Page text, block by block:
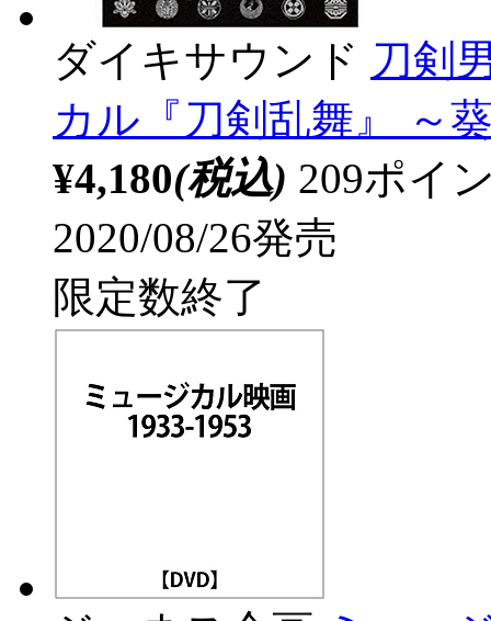
ダイキサウンド 刀剣
カル『刀剣乱舞』 ～
¥4,180(税込) 209ポイ
2020/08/26発売
限定数終了